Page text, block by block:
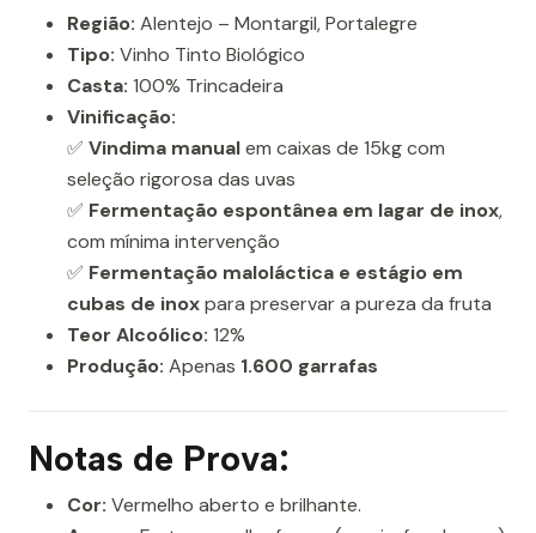
Região: Alentejo – Montargil, Portalegre
Tipo: Vinho Tinto Biológico
Casta: 100% Trincadeira
Vinificação:
✅ Vindima manualem caixas de 15kg com
seleção rigorosa das uvas
✅ Fermentação espontânea em lagar de inox,
com mínima intervenção
✅ Fermentação maloláctica e estágio em
cubas de inoxpara preservar a pureza da fruta
Teor Alcoólico: 12%
Produção: Apenas 1.600 garrafas
Notas de Prova:
Cor: Vermelho aberto e brilhante.